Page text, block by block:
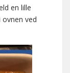
en lille
ved